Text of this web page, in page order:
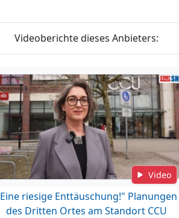
Videoberichte dieses Anbieters:
Video
riesige Enttäuschung!" Planungen
des Dritten Ortes am Standort CCU